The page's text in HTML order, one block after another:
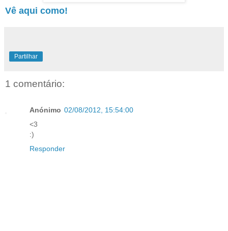
Vê aqui como!
Partilhar
1 comentário:
Anónimo 02/08/2012, 15:54:00
<3
:)
Responder